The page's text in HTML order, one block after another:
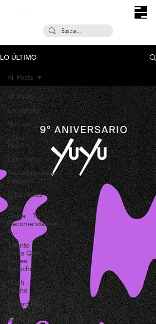
LO ÚLTIMO
All Posts
Escúchalo
Noticias
¿Qué
Plan?
Entrevistas
Descubrimiento
Semanal
Coberturas
Si Te
Gusta... Te
Recomendamos
A...
Talento
Mexa Que
Debes
Escuchar
Flash
Round
Imperdibles
de la
Semana
All Posts